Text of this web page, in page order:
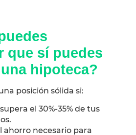
que sí puedes
hipoteca?
posición sólida si:
el 30%-35% de tus
ahorro necesario para